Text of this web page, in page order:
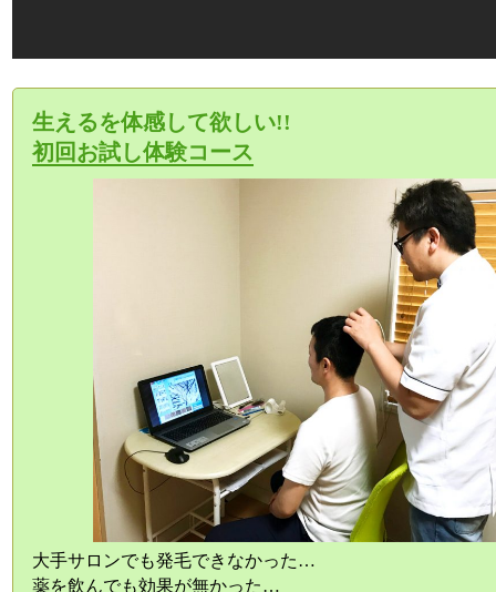
生えるを体感して欲しい!!
初回お試し体験コース
大手サロンでも発毛できなかった…
薬を飲んでも効果が無かった…